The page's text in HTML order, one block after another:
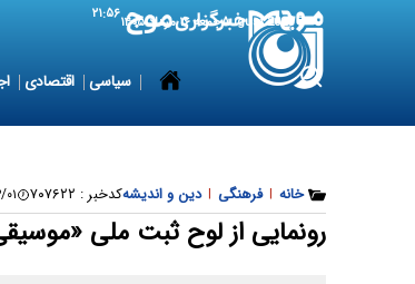
7 August 2026 جمعه ۱۶ مرداد ۱۴۰۵ ۲۱:۵۶
سیاسی اقتصادی
خانه | فرهنگی | دین و اندیشهکدخبر : ۷۰۷۶۲۲
رونمایی از لوح ثبت ملی